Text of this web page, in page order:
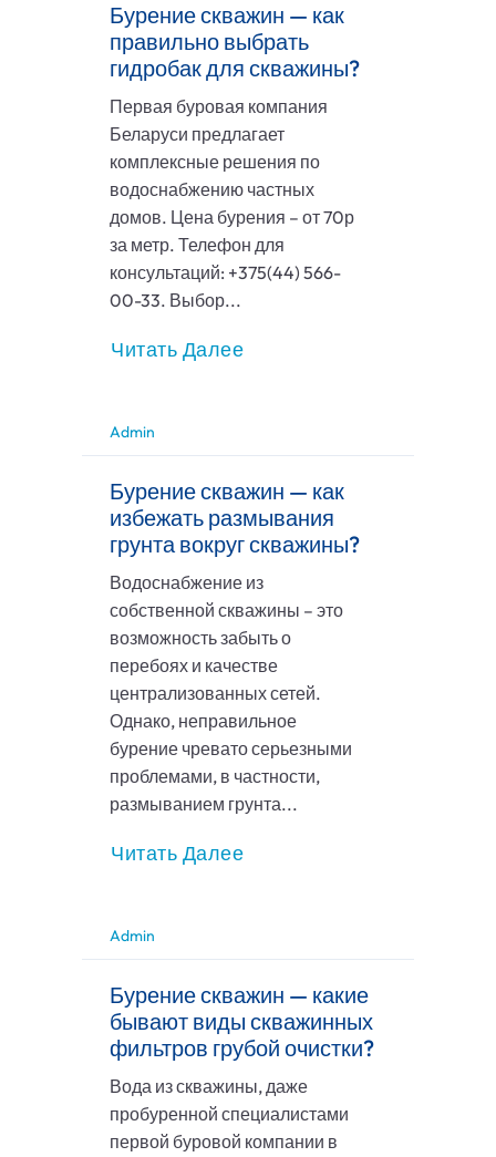
Бурение скважин — как
правильно выбрать
гидробак для скважины?
Первая буровая компания
Беларуси предлагает
комплексные решения по
водоснабжению частных
домов. Цена бурения – от 70р
за метр. Телефон для
консультаций: +375(44) 566-
00-33. Выбор...
Читать Далее
Admin
Бурение скважин — как
избежать размывания
грунта вокруг скважины?
Водоснабжение из
собственной скважины – это
возможность забыть о
перебоях и качестве
централизованных сетей.
Однако, неправильное
бурение чревато серьезными
проблемами, в частности,
размыванием грунта...
Читать Далее
Admin
Бурение скважин — какие
бывают виды скважинных
фильтров грубой очистки?
Вода из скважины, даже
пробуренной специалистами
первой буровой компании в